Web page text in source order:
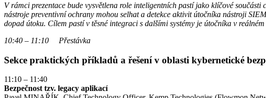
V rámci prezentace bude vysvětlena role inteligentních pastí jako klíčové
nástroje preventivní ochrany mohou selhat a detekce aktivit útočníka nástroji
dopad útoku. Cílem pastí v těsné integraci s dalšími systémy je útočníka v reálném
10:40 – 11:10 Přestávka
Sekce praktických příkladů a řešení v oblasti kybernetické
11:10 – 11:40
Bezpečnost tzv. legacy aplikací